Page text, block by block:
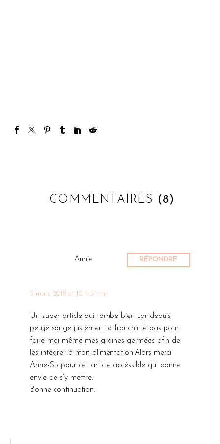
COMMENTAIRES (8)
Annie
5 mars 2018 at 10 h 31 min
RÉPONDRE
Un super article qui tombe bien car depuis
peu,je songe justement à franchir le pas pour
faire moi-même mes graines germées afin de
les intégrer à mon alimentation.Alors merci
Anne-So pour cet article accéssible qui donne
envie de s’y mettre.
Bonne continuation.